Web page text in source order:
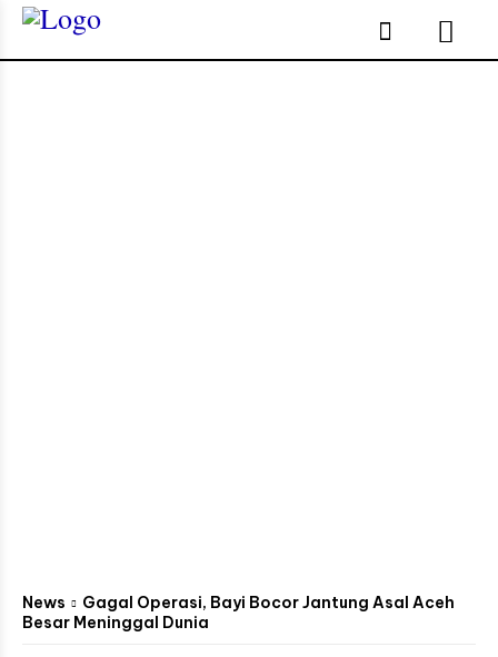
News
Gagal Operasi, Bayi Bocor Jantung Asal Aceh
Besar Meninggal Dunia